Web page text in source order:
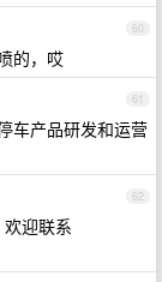
60
的，哎
61
车产品研发和运营
62
迎联系